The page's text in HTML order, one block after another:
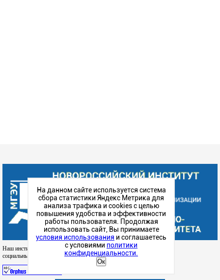
Наш институт в
социальных сетях
На данном сайте используется система
сбора статистики Яндекс Метрика для
анализа трафика и cookies с целью
повышения удобства и эффективности
работы пользователя. Продолжая
использовать сайт, Вы принимаете
условия использования и соглашаетесь
с условиями политики
конфиденциальности.
Ок